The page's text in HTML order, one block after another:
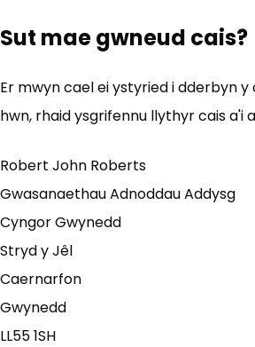
Sut mae gwneud cais?
Er mwyn cael ei ystyried i dderbyn
hwn, rhaid ysgrifennu llythyr cais a'i
Robert John Roberts
Gwasanaethau Adnoddau Addysg
Cyngor Gwynedd
Stryd y Jêl
Caernarfon
Gwynedd
LL55 1SH